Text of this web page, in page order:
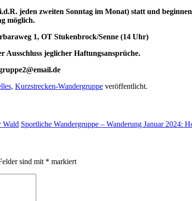
jeden zweiten Sonntag im Monat) statt und
möglich.
1, OT Stukenbrock/Senne (14 Uhr)
Ausschluss jeglicher Haftungsansprüche.
, Kurzstrecken-Wandergruppe veröffentlicht.
Wald Sportliche Wandergruppe – Wanderung Januar 2024:
sind mit * markiert